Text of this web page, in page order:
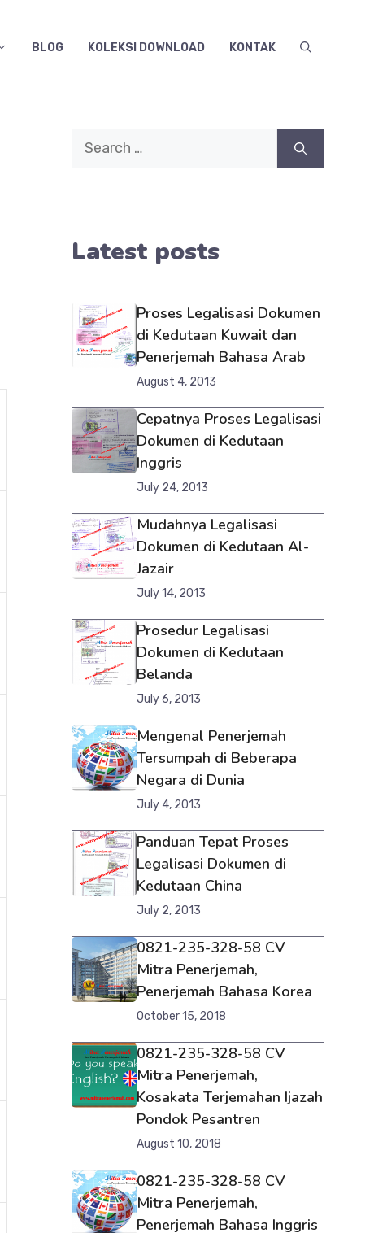
BLOG KOLEKSI DOWNLOAD KONTAK
Search
Latest posts
Proses Legalisasi Dokumen
di Kedutaan Kuwait dan
Penerjemah Bahasa Arab
August 4, 2013
Cepatnya Proses Legalisasi
Dokumen di Kedutaan
Inggris
July 24, 2013
Mudahnya Legalisasi
Dokumen di Kedutaan Al-
Jazair
July 14, 2013
Prosedur Legalisasi
Dokumen di Kedutaan
Belanda
July 6, 2013
Mengenal Penerjemah
Tersumpah di Beberapa
Negara di Dunia
July 4, 2013
Panduan Tepat Proses
Legalisasi Dokumen di
Kedutaan China
July 2, 2013
0821-235-328-58 CV
Mitra Penerjemah,
Penerjemah Bahasa Korea
October 15, 2018
0821-235-328-58 CV
Mitra Penerjemah,
Kosakata Terjemahan Ijazah
Pondok Pesantren
August 10, 2018
0821-235-328-58 CV
Mitra Penerjemah,
Penerjemah Bahasa Inggris